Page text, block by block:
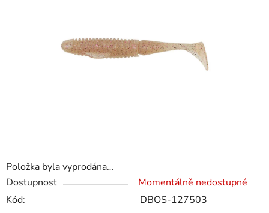
Položka byla vyprodána…
Dostupnost
Momentálně nedostupné
Kód:
DBOS-127503